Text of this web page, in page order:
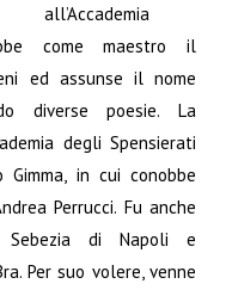
all’Accademia
come maestro il
ed assunse il nome
diverse poesie. La
degli Spensierati
Gimma, in cui conobbe
Perrucci. Fu anche
Sebezia di Napoli e
Per suo volere, venne